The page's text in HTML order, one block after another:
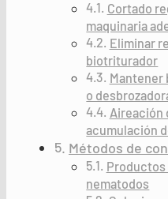
Cortado
maquinaria
Eliminar
biotriturador
Mantener
o
Aireación
acumulación
Métodos de
Productos
nematodos